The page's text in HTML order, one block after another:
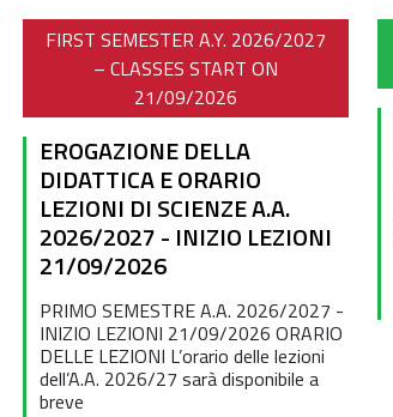
FIRST SEMESTER A.Y. 2026/2027
– CLASSES START ON
21/09/2026
EROGAZIONE DELLA
DIDATTICA E ORARIO
LEZIONI DI SCIENZE A.A.
2026/2027 - INIZIO LEZIONI
21/09/2026
PRIMO SEMESTRE A.A. 2026/2027 -
INIZIO LEZIONI 21/09/2026 ORARIO
DELLE LEZIONI L’orario delle lezioni
dell’A.A. 2026/27 sarà disponibile a
breve